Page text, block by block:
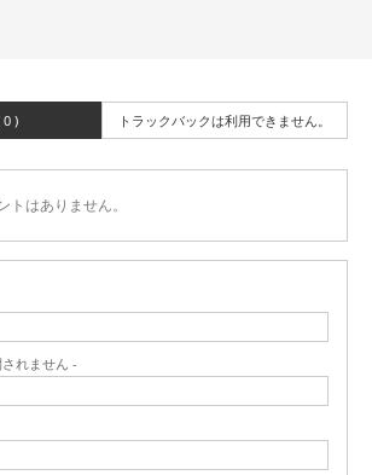
0 ) トラックバックは利用できません。
トはありません。
れません -